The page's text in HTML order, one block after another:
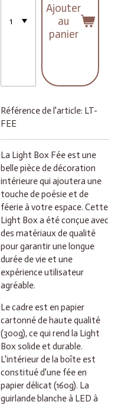
Ajouter
au
panier
Référence de l'article: LT-
FEE
La Light Box Fée est une
belle pièce de décoration
intérieure qui ajoutera une
touche de poésie et de
féerie à votre espace. Cette
Light Box a été conçue avec
des matériaux de qualité
pour garantir une longue
durée de vie et une
expérience utilisateur
agréable.
Le cadre est en papier
cartonné de haute qualité
(300g), ce qui rend la Light
Box solide et durable.
L'intérieur de la boîte est
constitué d'une fée en
papier délicat (160g). La
guirlande blanche à LED à